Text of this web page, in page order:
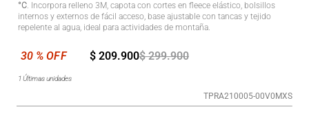
°C. Incorpora relleno 3M, capota con cortes en fleece elástico, bolsillos
internos y externos de fácil acceso, base ajustable con tancas y tejido
repelente al agua, ideal para actividades de montaña.
$ 299.900
$ 209.900
1 Últimas unidades
TPRA210005-00V0MXS